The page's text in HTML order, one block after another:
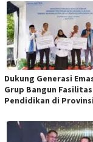
Dukung Generasi
Grup Bangun Fasilitas
Pendidikan di